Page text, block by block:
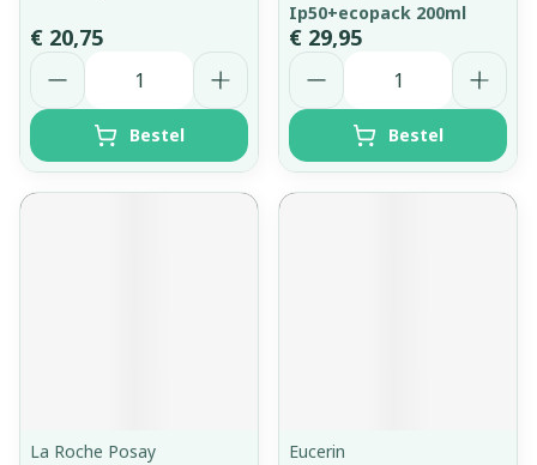
€ 20,75
Aantal
Bestel
Ip50+ecopack 200ml
€ 29,95
Aantal
Bestel
La Roche Posay
Eucerin